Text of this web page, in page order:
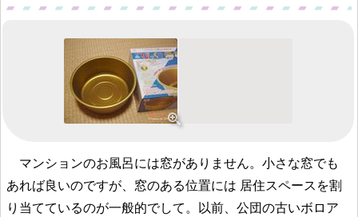
マンションのお風呂には窓がありません。小さな窓でも
あれば良いのですが、窓のある位置には 居住スペースを割
り当てているのが一般的でして。以前、公団の古いボロア